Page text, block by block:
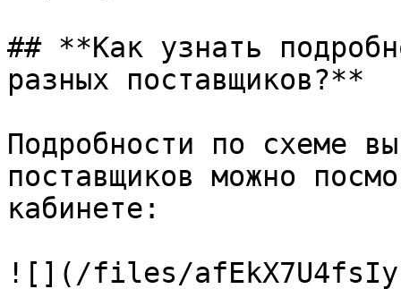
## **Как узнать
разных поставщиков?**
Подробности по схеме
поставщиков можно
кабинете:
![](/files/